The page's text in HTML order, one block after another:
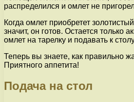
распределился и омлет не
Когда омлет приобретет
значит, он готов. Остается только
омлет на тарелку и подавать к
Теперь вы знаете, как правильно
Приятного аппетита!
Подача на стол